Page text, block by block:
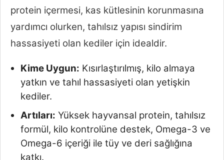
protein içermesi, kas kütlesinin korunmasına
yardımcı olurken, tahılsız yapısı sindirim
hassasiyeti olan kediler için idealdir.
Kime Uygun: Kısırlaştırılmış, kilo almaya
yatkın ve tahıl hassasiyeti olan yetişkin
kediler.
Artıları: Yüksek hayvansal protein, tahılsız
formül, kilo kontrolüne destek, Omega-3 ve
Omega-6 içeriği ile tüy ve deri sağlığına
katkı.